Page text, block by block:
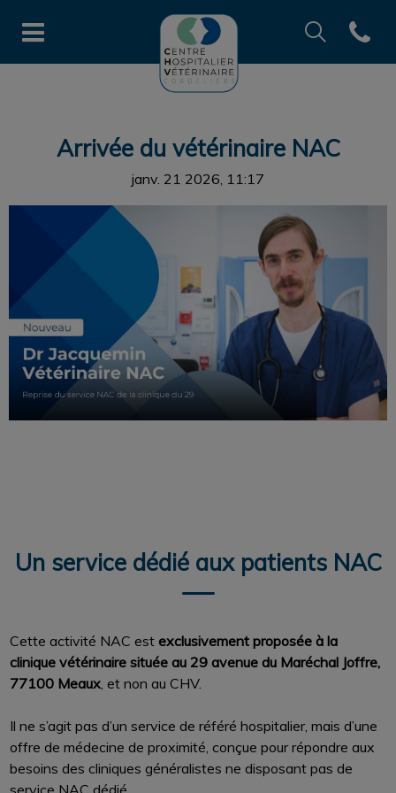
Page d'accueil de CHV des
Open
Recherche
Arrivée du vétérinaire NAC
janv. 21 2026, 11:17
Un service dédié aux patients NAC
Cette activité NAC est exclusivement proposée à la
clinique vétérinaire située au 29 avenue du Maréchal Joffre,
77100 Meaux , et non au CHV.
Il ne s’agit pas d’un service de référé hospitalier, mais d’une
offre de médecine de proximité, conçue pour répondre aux
besoins des cliniques généralistes ne disposant pas de
service NAC dédié.